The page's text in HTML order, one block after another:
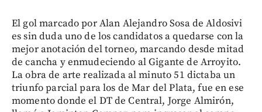
El gol marcado por Alan Alejandro Sosa de Aldosivi
es sin duda uno de los candidatos a quedarse con la
mejor anotación del torneo, marcando desde mitad
de cancha y enmudeciendo al Gigante de Arroyito.
La obra de arte realizada al minuto 51 dictaba un
triunfo parcial para los de Mar del Plata, fue en ese
momento donde el DT de Central, Jorge Almirón,